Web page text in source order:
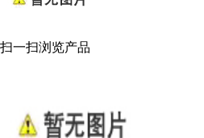
扫一扫浏览产品